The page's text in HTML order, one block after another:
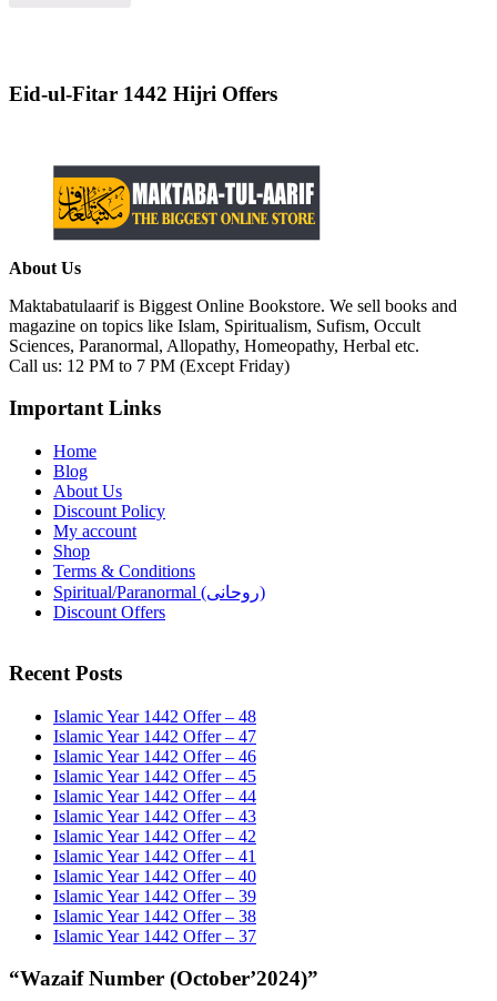
Eid-ul-Fitar 1442 Hijri Offers
About Us
Maktabatulaarif is Biggest Online Bookstore. We sell books and
magazine on topics like Islam, Spiritualism, Sufism, Occult
Sciences, Paranormal, Allopathy, Homeopathy, Herbal etc.
Call us: 12 PM to 7 PM (Except Friday)
Important Links
Home
Blog
About Us
Discount Policy
My account
Shop
Terms & Conditions
Spiritual/Paranormal (روحانی)
Discount Offers
Recent Posts
Islamic Year 1442 Offer – 48
Islamic Year 1442 Offer – 47
Islamic Year 1442 Offer – 46
Islamic Year 1442 Offer – 45
Islamic Year 1442 Offer – 44
Islamic Year 1442 Offer – 43
Islamic Year 1442 Offer – 42
Islamic Year 1442 Offer – 41
Islamic Year 1442 Offer – 40
Islamic Year 1442 Offer – 39
Islamic Year 1442 Offer – 38
Islamic Year 1442 Offer – 37
“Wazaif Number (October’2024)”